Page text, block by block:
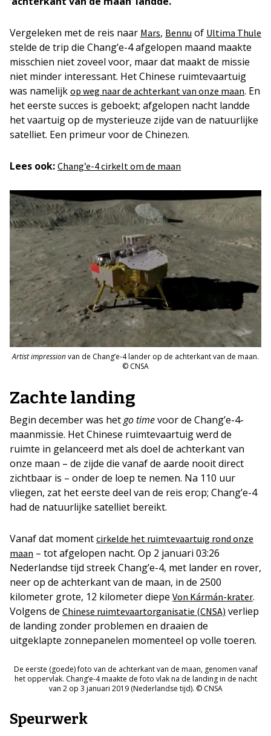
Vergeleken met de reis naar Mars, Bennu of Ultima Thule
stelde de trip die Chang’e-4 afgelopen maand maakte
misschien niet zoveel voor, maar dat maakt de missie
niet minder interessant. Het Chinese ruimtevaartuig
was namelijk op weg naar de achterkant van onze maan. En
het eerste succes is geboekt; afgelopen nacht landde
het vaartuig op de mysterieuze zijde van de natuurlijke
satelliet. Een primeur voor de Chinezen.
Lees ook: Chang’e-4 cirkelt om de maan
Artist impressionvan de Chang’e-4 lander op de achterkant van de maan.
© CNSA
Zachte landing
Begin december was hetgo timevoor de Chang’e-4-
maanmissie. Het Chinese ruimtevaartuig werd de
ruimte in gelanceerd met als doel de achterkant van
onze maan – de zijde die vanaf de aarde nooit direct
zichtbaar is – onder de loep te nemen. Na 110 uur
vliegen, zat het eerste deel van de reis erop; Chang’e-4
had de natuurlijke satelliet bereikt.
Vanaf dat moment cirkelde het ruimtevaartuig rond onze
maan – tot afgelopen nacht. Op 2 januari 03:26
Nederlandse tijd streek Chang’e-4, met lander en rover,
neer op de achterkant van de maan, in de 2500
kilometer grote, 12 kilometer diepe Von Kármán-krater.
Volgens de Chinese ruimtevaartorganisatie (CNSA) verliep
de landing zonder problemen en draaien de
uitgeklapte zonnepanelen momenteel op volle toeren.
De eerste (goede) foto van de achterkant van de maan, genomen vanaf
het oppervlak. Chang’e-4 maakte de foto vlak na de landing in de nacht
van 2 op 3 januari 2019 (Nederlandse tijd). © CNSA
Speurwerk